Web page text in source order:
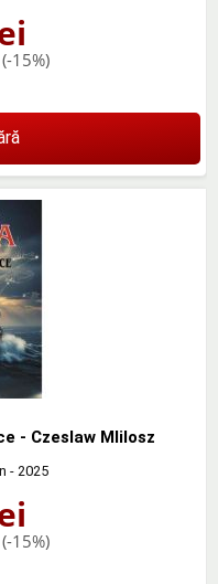
(-15%)
- Czeslaw MIilosz
- 2025
(-15%)